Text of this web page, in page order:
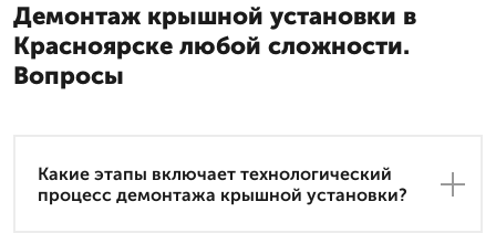
Демонтаж крышной установки в
Красноярске любой сложности.
Вопросы
Какие этапы включает технологический
процесс демонтажа крышной установки?